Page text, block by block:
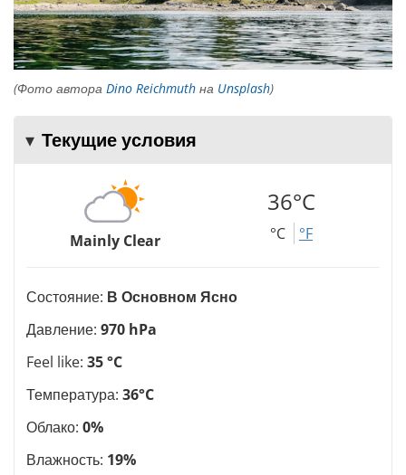
(Фото автора Dino Reichmuth на Unsplash)
Текущие условия
Mainly Clear
36°C
°C °F
Состояние: В Основном Ясно
Давление: 970 hPa
Feel like: 35 °C
Температура: 36°C
Облако: 0%
Влажность: 19%